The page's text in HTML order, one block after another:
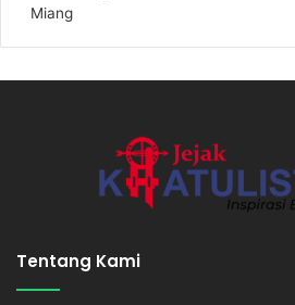
Miang
Tentang Kami